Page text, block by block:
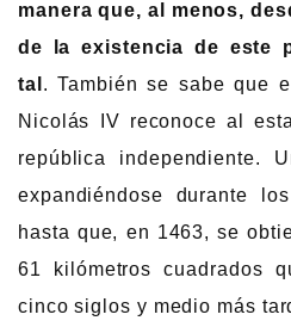
manera que, al menos,
de la existencia de este
tal . También se sabe que
Nicolás IV reconoce al
república independiente.
expandiéndose durante
hasta que, en 1463, se
61 kilómetros cuadrados
cinco siglos y medio más